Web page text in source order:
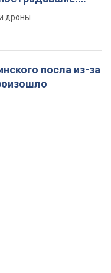
дроны
посла из-за